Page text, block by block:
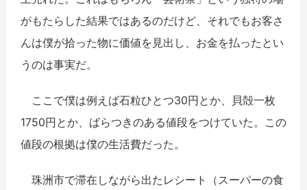
がもたらした結果ではあるのだけど、それでもお客さ
んは僕が拾った物に価値を見出し、お金を払ったとい
うのは事実だ。
ここで僕は例えば石粒ひとつ30円とか、貝殻一枚
1750円とか、ばらつきのある値段をつけていた。この
値段の根拠は僕の生活費だった。
珠洲市で滞在しながら出たレシート（スーパーの食